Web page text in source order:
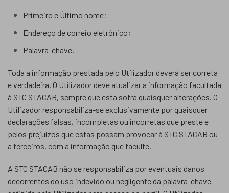
Primeiro e Último nome;
Endereço de correio eletrónico;
Palavra-chave.
Toda a informação prestada pelo Utilizador deverá ser correta
e verdadeira. O Utilizador deve atualizar a informação facultada
à STC STACAB, sempre que esta sofra quaisquer alterações. O
Utilizador responsabiliza-se exclusivamente por quaisquer
declarações falsas, incompletas ou incorretas que preste e
pelos prejuízos que estas possam provocar à STC STACAB ou
a terceiros, com a informação que faculte.
A STC STACAB não se responsabiliza por eventuais danos
decorrentes do uso indevido ou negligente da palavra-chave